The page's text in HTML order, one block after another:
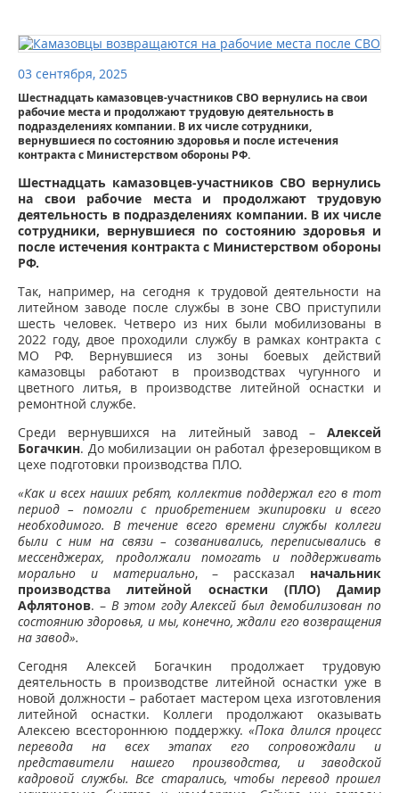
ЗАПАСНЫЕ ЧАСТИ
РЕМОНТ ДВИГАТЕЛЕЙ КАМАЗ
ФИНАНСОВЫЙ СЕРВИС
ФОТОГАЛЕРЕЯ
КОНТАКТНАЯ ИНФОРМАЦИЯ
03 сентября, 2025
Шестнадцать камазовцев-участников СВО вернулись на свои
рабочие места и продолжают трудовую деятельность в
подразделениях компании. В их числе сотрудники,
вернувшиеся по состоянию здоровья и после истечения
контракта с Министерством обороны РФ.
Шестнадцать камазовцев-участников СВО вернулись
на свои рабочие места и продолжают трудовую
деятельность в подразделениях компании. В их числе
сотрудники, вернувшиеся по состоянию здоровья и
после истечения контракта с Министерством обороны
РФ.
Так, например, на сегодня к трудовой деятельности на
литейном заводе после службы в зоне СВО приступили
шесть человек. Четверо из них были мобилизованы в
2022 году, двое проходили службу в рамках контракта с
МО РФ. Вернувшиеся из зоны боевых действий
камазовцы работают в производствах чугунного и
цветного литья, в производстве литейной оснастки и
ремонтной службе.
Среди вернувшихся на литейный завод – Алексей
Богачкин. До мобилизации он работал фрезеровщиком в
цехе подготовки производства ПЛО.
«Как и всех наших ребят, коллектив поддержал его в тот
период – помогли с приобретением экипировки и всего
необходимого. В течение всего времени службы коллеги
были с ним на связи – созванивались, переписывались в
мессенджерах, продолжали помогать и поддерживать
морально и материально, – рассказал начальник
производства литейной оснастки (ПЛО) Дамир
Афлятонов. – В этом году Алексей был демобилизован по
состоянию здоровья, и мы, конечно, ждали его возвращения
на завод».
Сегодня Алексей Богачкин продолжает трудовую
деятельность в производстве литейной оснастки уже в
новой должности – работает мастером цеха изготовления
литейной оснастки. Коллеги продолжают оказывать
Алексею всестороннюю поддержку.«Пока длился процесс
перевода на всех этапах его сопровождали и
представители нашего производства, и заводской
кадровой службы. Все старались, чтобы перевод прошел